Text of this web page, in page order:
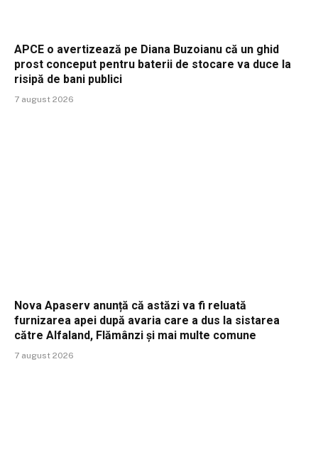
APCE o avertizează pe Diana Buzoianu că un ghid
prost conceput pentru baterii de stocare va duce la
risipă de bani publici
7 august 2026
Nova Apaserv anunță că astăzi va fi reluată
furnizarea apei după avaria care a dus la sistarea
către Alfaland, Flămânzi și mai multe comune
7 august 2026